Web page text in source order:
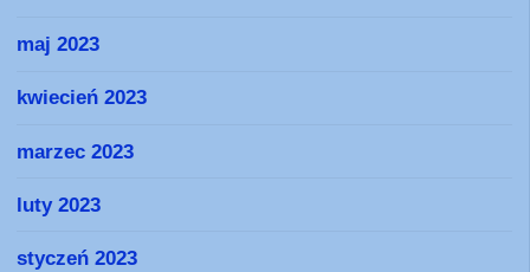
maj 2023
kwiecień 2023
marzec 2023
luty 2023
styczeń 2023